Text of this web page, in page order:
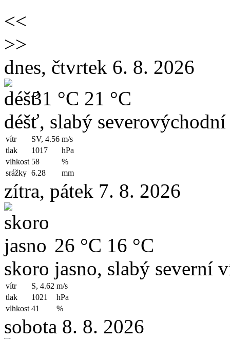
<<
>>
dnes, čtvrtek 6. 8. 2026
31 °C 21 °C
déšť, slabý
vítr SV, 4.56 m/s
tlak
1017
hPa
vlhkost 58
%
srážky 6.28 mm
zítra, pátek 7. 8. 2026
26 °C 16 °C
skoro jasno, slabý severní
vítr S, 4.62 m/s
tlak
1021
hPa
vlhkost 41 %
sobota 8. 8. 2026